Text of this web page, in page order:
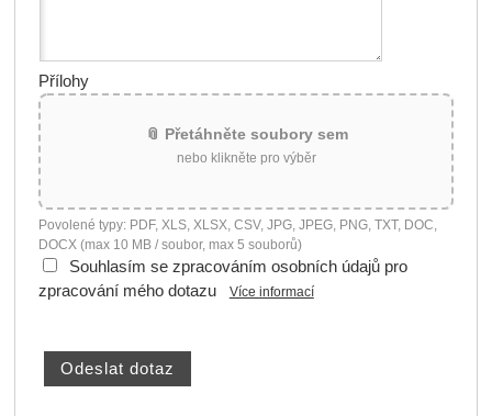
Přílohy
📎 Přetáhněte soubory sem
nebo klikněte pro výběr
Povolené typy: PDF, XLS, XLSX, CSV, JPG, JPEG, PNG, TXT, DOC,
DOCX (max 10 MB / soubor, max 5 souborů)
Souhlasím se zpracováním osobních údajů pro
zpracování mého dotazu
Více informací